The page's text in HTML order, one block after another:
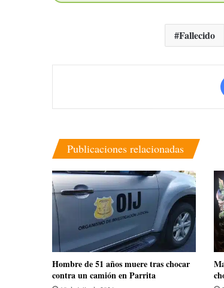
Fallecido
Publicaciones relacionadas
Hombre de 51 años muere tras chocar
contra un camión en Parrita